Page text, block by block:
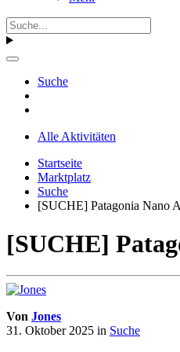
Suche
Alle Aktivitäten
Startseite
Marktplatz
Suche
[SUCHE] Patagonia Nano
[SUCHE]
Von Jones
31. Oktober 2025 in Suche